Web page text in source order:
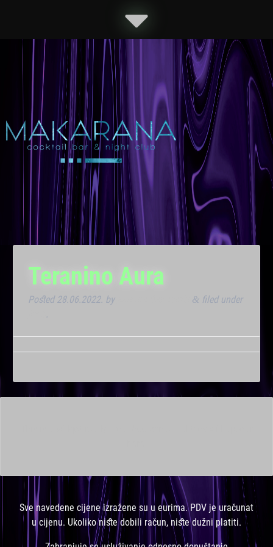
Teranino Aura
Posted 28.06.2022. by & filed under
.
Sve navedene cijene izražene su u eurima. PDV je uračunat
u cijenu. Ukoliko niste dobili račun, niste dužni platiti.